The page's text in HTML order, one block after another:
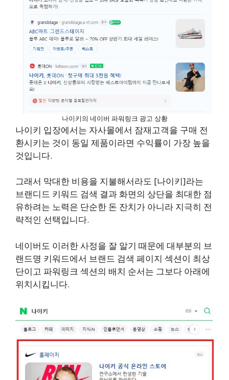
나이키의 네이버 파워링크 광고 상황
나이키 입장에서는 자사몰에서 잠재고객을 구매 전
환시키는 것이 동일 제품이라면 수익률이 가장 높을
것입니다.
그래서 막대한 비용을 지불해서라도 [나이키]라는
브랜디드 키워드 검색 결과 화면의 상단을 최대한 점
유하려는 노력은 단순한 돈 잔치가 아니라 지극히 전
략적인 선택입니다.
네이버도 이러한 사정을 잘 알기 때문에 대부분의 브
랜드명 키워드에서 브랜드 검색 페이지 섹션이 최상
단이고 파워링크 섹션의 배치 순서는 그보다 아래에
위치시킵니다.